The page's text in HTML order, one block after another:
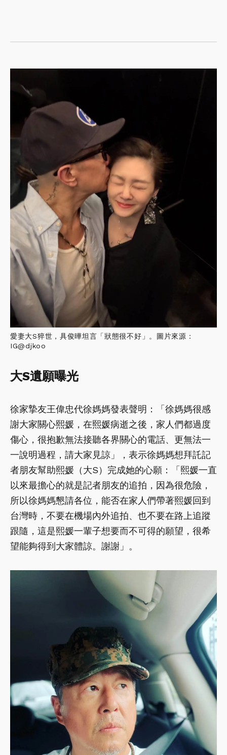
愛妻大S猝世，具俊曄坦言「狀態很不好」。圖片來源：
IG@djkoo
大S遺願曝光
徐家摯友王偉忠代徐媽媽發表聲明：「徐媽媽很感
謝大家關心熙媛，在熙媛病逝之後，家人們都過度
傷心，很抱歉無法接聽各界關心的電話、更無法一
一說明過程，請大家見諒」，表示徐媽媽想拜託記
者朋友幫助熙媛（大S）完成她的心願：「熙媛一直
以來最擔心的就是記者朋友的追拍，因為很危險，
所以徐媽媽懇請各位，能否在家人們帶著熙媛回到
台灣時，不要在機場內外追拍、也不要在路上追蹤
跟隨，這是熙媛一輩子想要而不可得的願望，很希
望能夠得到大家體諒。謝謝」。